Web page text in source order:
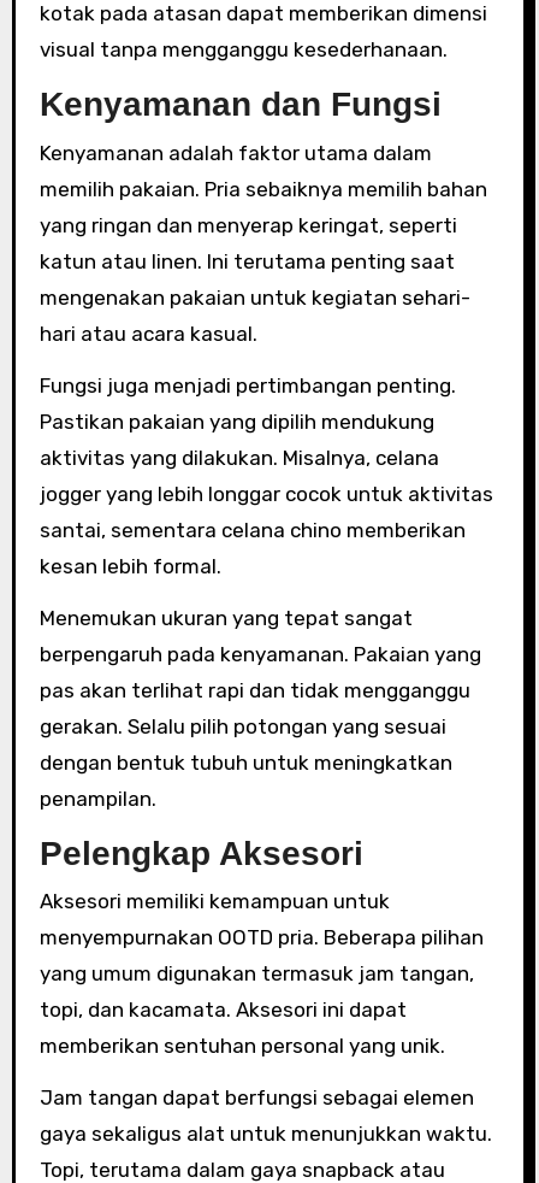
kotak pada atasan dapat memberikan dimensi
visual tanpa mengganggu kesederhanaan.
Kenyamanan dan Fungsi
Kenyamanan adalah faktor utama dalam
memilih pakaian. Pria sebaiknya memilih bahan
yang ringan dan menyerap keringat, seperti
katun atau linen. Ini terutama penting saat
mengenakan pakaian untuk kegiatan sehari-
hari atau acara kasual.
Fungsi juga menjadi pertimbangan penting.
Pastikan pakaian yang dipilih mendukung
aktivitas yang dilakukan. Misalnya, celana
jogger yang lebih longgar cocok untuk aktivitas
santai, sementara celana chino memberikan
kesan lebih formal.
Menemukan ukuran yang tepat sangat
berpengaruh pada kenyamanan. Pakaian yang
pas akan terlihat rapi dan tidak mengganggu
gerakan. Selalu pilih potongan yang sesuai
dengan bentuk tubuh untuk meningkatkan
penampilan.
Pelengkap Aksesori
Aksesori memiliki kemampuan untuk
menyempurnakan OOTD pria. Beberapa pilihan
yang umum digunakan termasuk jam tangan,
topi, dan kacamata. Aksesori ini dapat
memberikan sentuhan personal yang unik.
Jam tangan dapat berfungsi sebagai elemen
gaya sekaligus alat untuk menunjukkan waktu.
Topi, terutama dalam gaya snapback atau